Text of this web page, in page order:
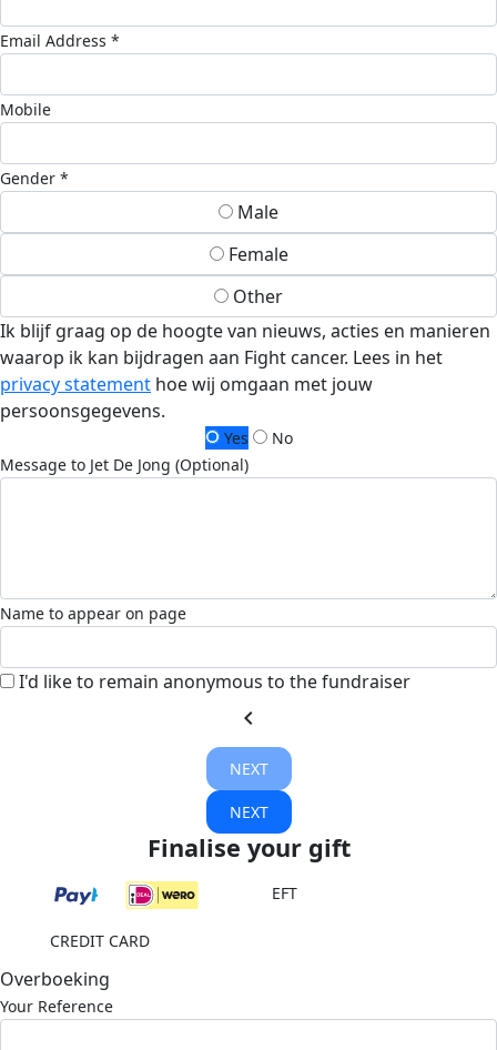
Email Address *
Mobile
Gender *
Male
Female
Other
Ik blijf graag op de hoogte van nieuws, acties en manieren
waarop ik kan bijdragen aan Fight cancer. Lees in het
privacy statement hoe wij omgaan met jouw
persoonsgegevens.
Yes
No
Message to Jet De Jong (Optional)
Name to appear on page
I'd like to remain anonymous to the fundraiser
chevron_left
NEXT
NEXT
Finalise your gift
EFT
CREDIT CARD
Overboeking
Your Reference